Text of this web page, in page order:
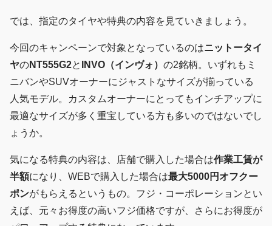
では、指定のタイヤや特典の内容を見ていきましょう。
今回のキャンペーンで対象となっているのはニットータイ
ヤのNT555G2と INVO（インヴォ） の2銘柄。いずれもミ
ニバンやSUVオーナーにジャストなサイズが揃っている
人気モデル。カスタムオーナーにとってもインチアップに
最適なサイズが多く重宝している方も多いのではないでし
ょうか。
気になる特典の内容は、店舗で購入した場合は作業工賃が
半額になり、WEBで購入した場合は最大5000円オフクー
ポンがもらえるというもの。フジ・コーポレーションとい
えば、元々お得度の高いフジ価格ですが、さらにお得度が